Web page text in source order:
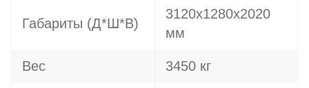
Габариты (Д*Ш*В)
3120х1280х2020
мм
Вес 3450 кг